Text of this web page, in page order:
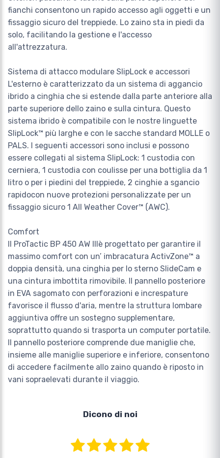
fianchi consentono un rapido accesso agli oggetti e un
fissaggio sicuro del treppiede. Lo zaino sta in piedi da
solo, facilitando la gestione e l'accesso
all'attrezzatura.
Sistema di attacco modulare SlipLock e accessori
L'esterno è caratterizzato da un sistema di aggancio
ibrido a cinghia che si estende dalla parte anteriore alla
parte superiore dello zaino e sulla cintura. Questo
sistema ibrido è compatibile con le nostre linguette
SlipLock™ più larghe e con le sacche standard MOLLE o
PALS. I seguenti accessori sono inclusi e possono
essere collegati al sistema SlipLock: 1 custodia con
cerniera, 1 custodia con coulisse per una bottiglia da 1
litro o per i piedini del treppiede, 2 cinghie a sgancio
rapidocon nuove protezioni personalizzate per un
fissaggio sicuro 1 All Weather Cover™ (AWC).
Comfort
Il ProTactic BP 450 AW IIIè progettato per garantire il
massimo comfort con un’ imbracatura ActivZone™ a
doppia densità, una cinghia per lo sterno SlideCam e
una cintura imbottita rimovibile. Il pannello posteriore
in EVA sagomato con perforazioni e increspature
favorisce il flusso d'aria, mentre la struttura lombare
aggiuntiva offre un sostegno supplementare,
soprattutto quando si trasporta un computer portatile.
Il pannello posteriore comprende due maniglie che,
insieme alle maniglie superiore e inferiore, consentono
di accedere facilmente allo zaino quando è riposto in
vani sopraelevati durante il viaggio.
Dicono di noi